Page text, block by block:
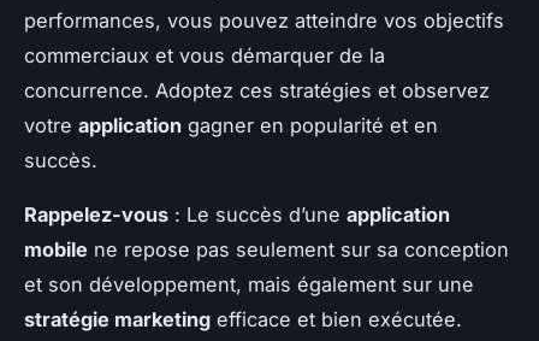
performances, vous pouvez atteindre vos objectifs
commerciaux et vous démarquer de la
concurrence. Adoptez ces stratégies et observez
votre application gagner en popularité et en
succès.
Rappelez-vous : Le succès d’une application
mobile ne repose pas seulement sur sa conception
et son développement, mais également sur une
stratégie marketing efficace et bien exécutée.